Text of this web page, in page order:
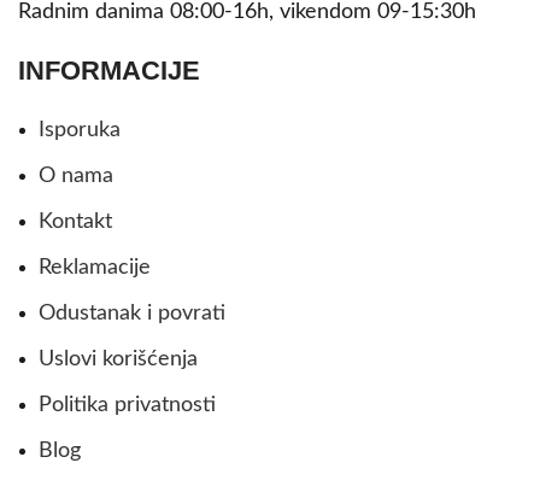
Radnim danima 08:00-16h, vikendom 09-15:30h
INFORMACIJE
Isporuka
O nama
Kontakt
Reklamacije
Odustanak i povrati
Uslovi korišćenja
Politika privatnosti
Blog